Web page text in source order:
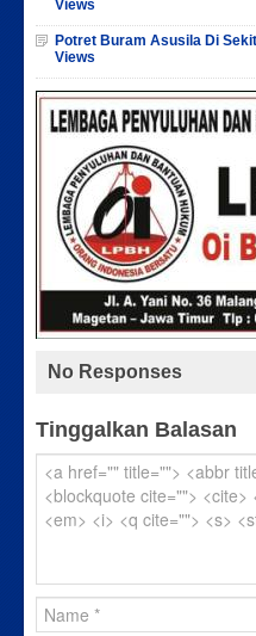
Views
Potret Buram Asusila Di
Views
No Responses
Tinggalkan Balasan